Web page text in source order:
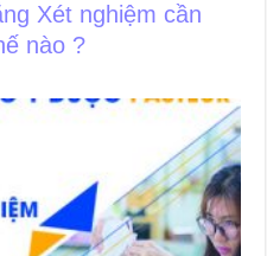
Xét nghiệm cần
nào ?